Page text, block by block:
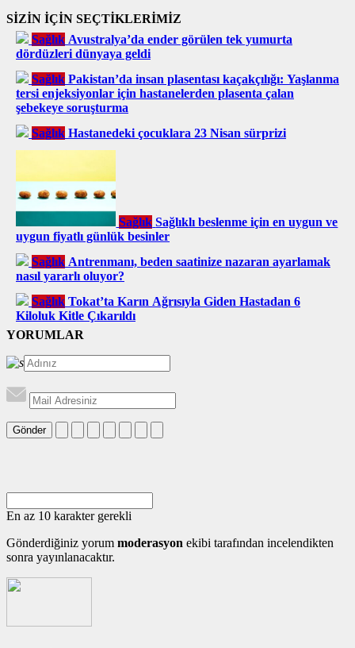
SİZİN İÇİN SEÇTİKLERİMİZ
Sağlık Avustralya’da ender görülen tek yumurta
dördüzleri dünyaya geldi
Sağlık Pakistan’da insan plasentası kaçakçılığı: Yaşlanma
tersi enjeksiyonlar için hastanelerden plasenta çalan
şebekeye soruşturma
Sağlık Hastanedeki çocuklara 23 Nisan sürprizi
Sağlık Sağlıklı beslenme için en uygun ve
uygun fiyatlı günlük besinler
Sağlık Antrenmanı, beden saatinize nazaran ayarlamak
nasıl yararlı oluyor?
Sağlık Tokat’ta Karın Ağrısıyla Giden Hastadan 6
Kiloluk Kitle Çıkarıldı
YORUMLAR
Gönder
En az 10 karakter gerekli
Gönderdiğiniz yorum moderasyon ekibi tarafından incelendikten
sonra yayınlanacaktır.